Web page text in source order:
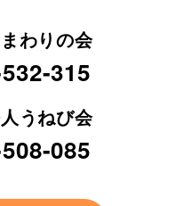
わりの会
315
うねび会
085